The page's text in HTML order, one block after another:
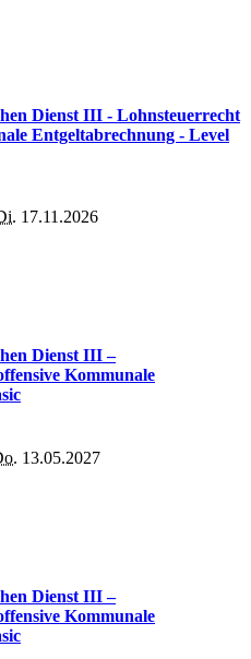
Dienst III - Lohnsteuerrecht
Entgeltabrechnung - Level
17.11.2026
Dienst III –
Kommunale
13.05.2027
Dienst III –
Kommunale